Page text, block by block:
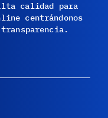
calidad para
centrándonos